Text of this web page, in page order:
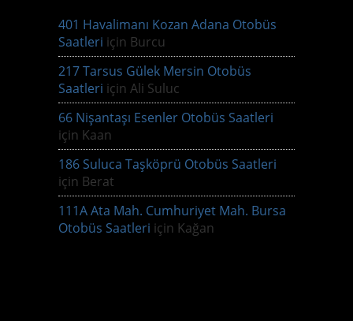
401 Havalimanı Kozan Adana Otobüs
Saatleri için Burcu
217 Tarsus Gülek Mersin Otobüs
Saatleri için Ali Suluc
66 Nişantaşı Esenler Otobüs Saatleri
için Kaan
186 Suluca Taşköprü Otobüs Saatleri
için Berat
111A Ata Mah. Cumhuriyet Mah. Bursa
Otobüs Saatleri için Kağan